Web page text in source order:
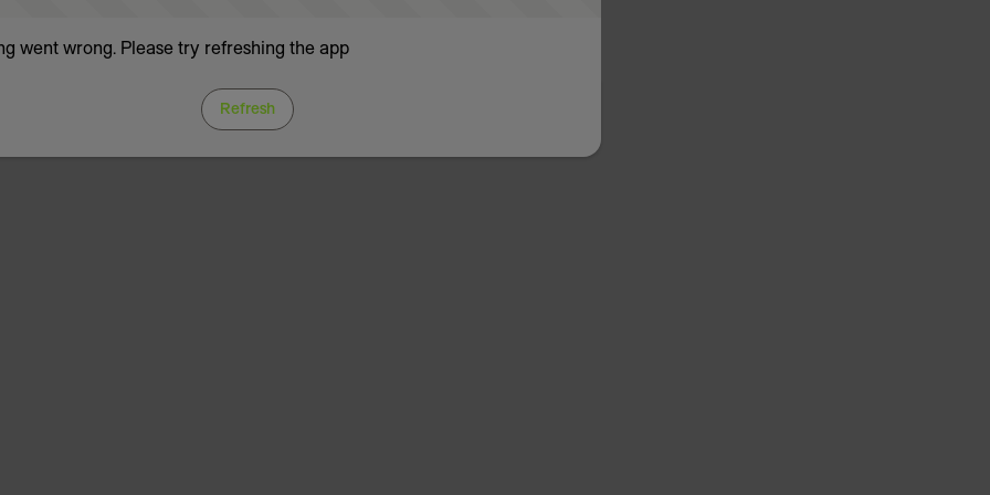
went wrong. Please try refreshing the app
Refresh